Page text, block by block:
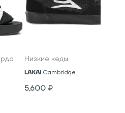
Низкие кеды
LAKAI Cambridge
5,600 ₽